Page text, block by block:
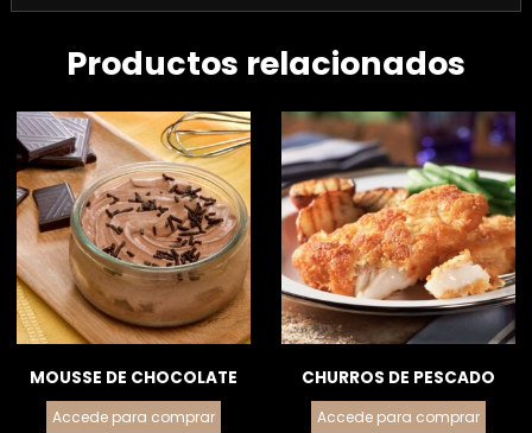
Productos relacionados
MOUSSE DE CHOCOLATE
Accede para comprar
CHURROS DE PESCADO
Accede para comprar